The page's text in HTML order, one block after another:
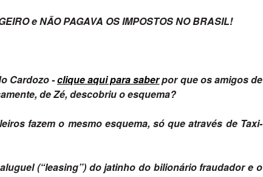
e NÃO PAGAVA OS IMPOSTOS NO BRASIL!
Cardozo -clique aqui para saberpor que os amigos de
de Zé, descobriu o esquema?
fazem o mesmo esquema, só que através de Taxi-
(“leasing”) do jatinho do bilionário fraudador e o